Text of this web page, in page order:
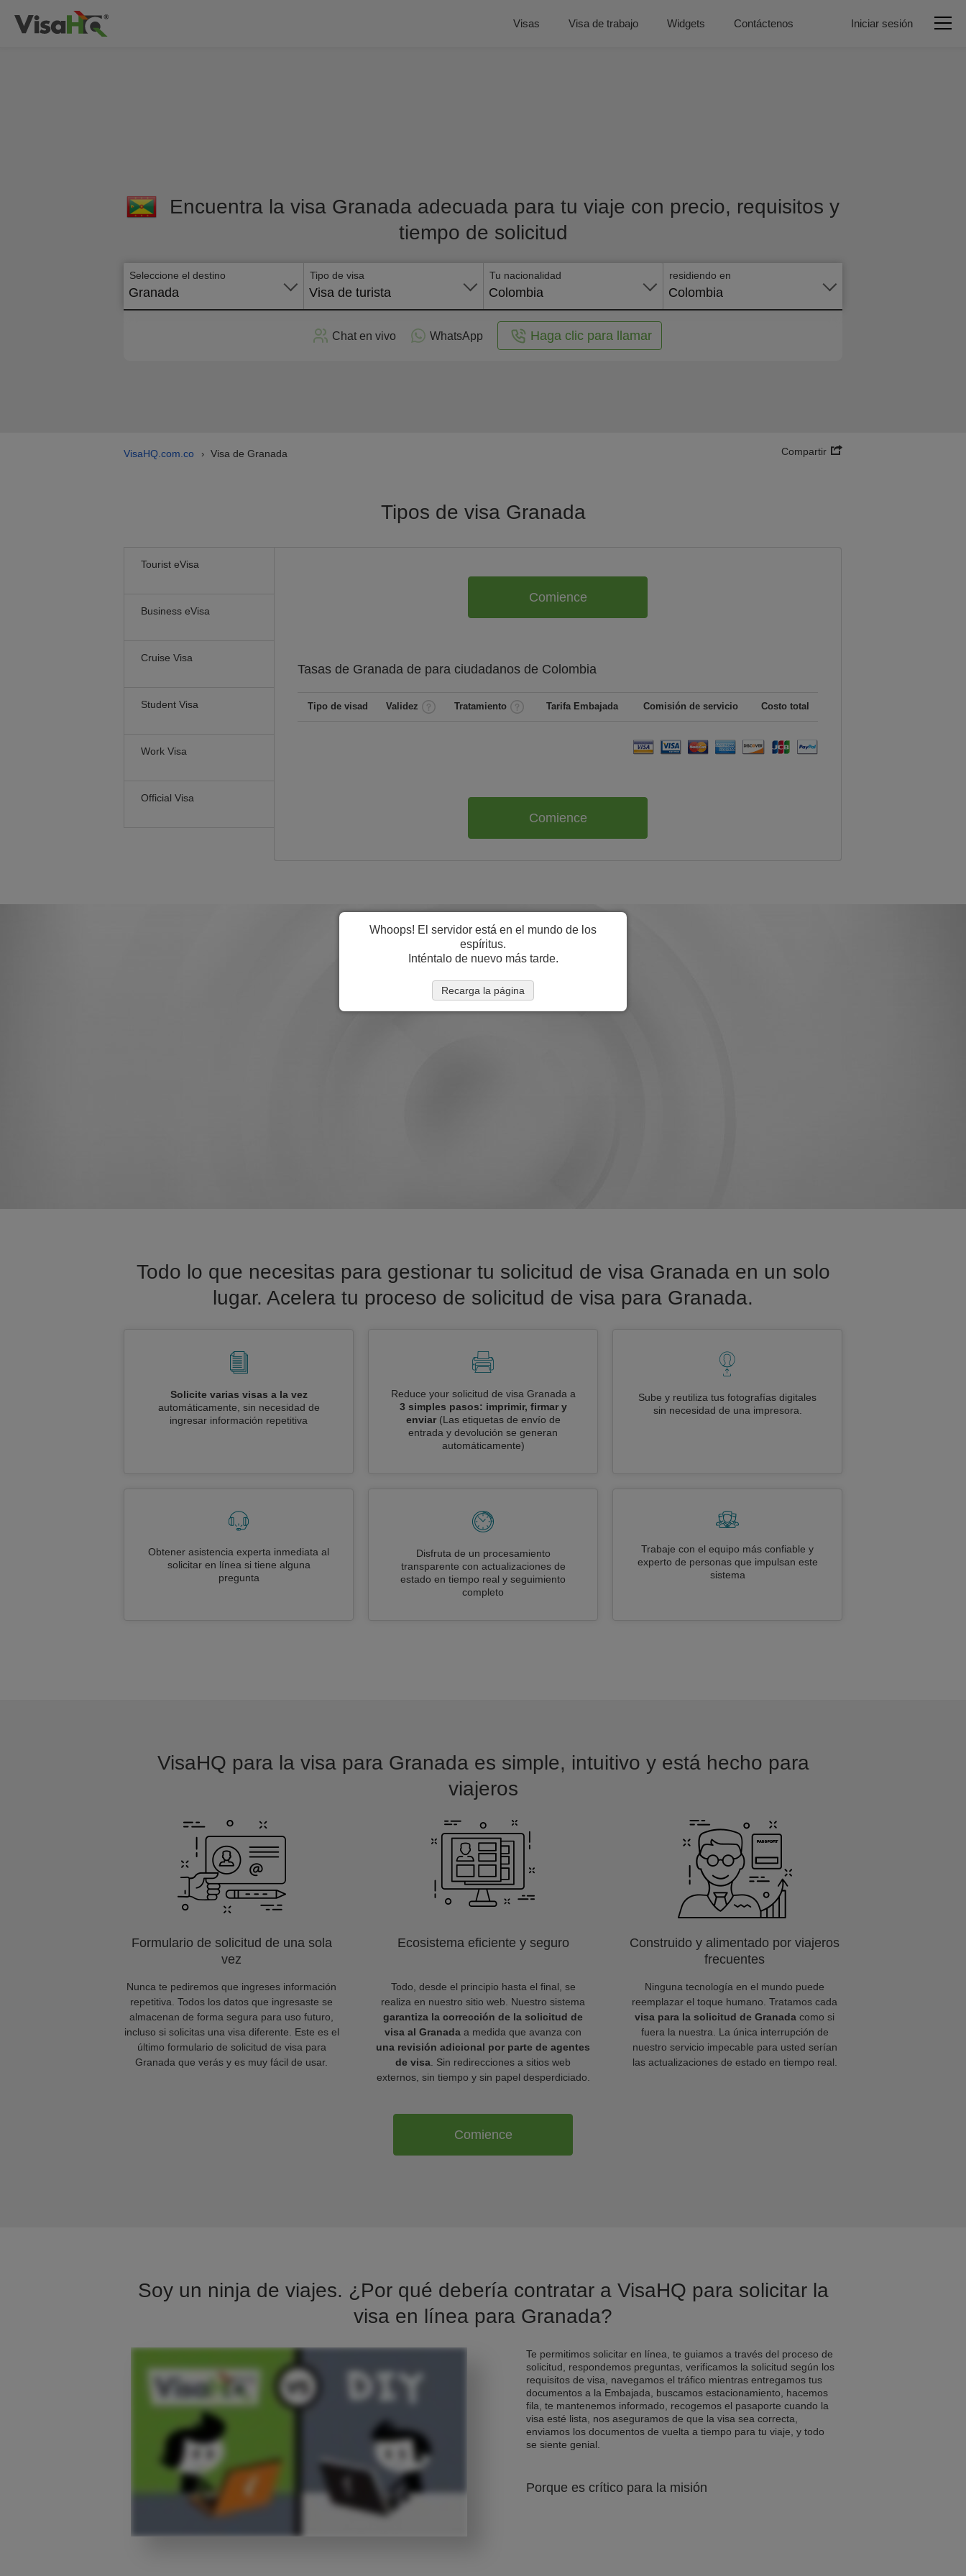
Visas Visa de trabajo Widgets Contáctenos Iniciar sesión
Encuentra la visa Granada adecuada para tu viaje con precio, requisitos y
tiempo de solicitud
Seleccione el destino
Granada
Tipo de visa
Visa de turista
Tu nacionalidad
Colombia
residiendo en
Colombia
Aplicar
Chat en vivo WhatsApp Haga clic para llamar
VisaHQ.com.co › Visa de Granada Compartir
Tipos de visa Granada
Tourist eVisa
Business eVisa
Cruise Visa
Student Visa
Work Visa
Official Visa
Comience
Tasas de Granada de para ciudadanos de Colombia
Tipo de visad Validez Tratamiento Tarifa Embajada Comisión de servicio Costo total
Comience
Todo lo que necesitas para gestionar tu solicitud de visa Granada en un solo
lugar. Acelera tu proceso de solicitud de visa para Granada.
Solicite varias visas a la vez
automáticamente, sin necesidad de
ingresar información repetitiva
Reduce your solicitud de visa Granada a
3 simples pasos: imprimir, firmar y
enviar (Las etiquetas de envío de
entrada y devolución se generan
automáticamente)
Sube y reutiliza tus fotografías digitales
sin necesidad de una impresora.
Obtener asistencia experta inmediata al
solicitar en línea si tiene alguna
pregunta
Disfruta de un procesamiento
transparente con actualizaciones de
estado en tiempo real y seguimiento
completo
Trabaje con el equipo más confiable y
experto de personas que impulsan este
sistema
VisaHQ para la visa para Granada es simple, intuitivo y está hecho para
viajeros
Formulario de solicitud de una sola
vez
Nunca te pediremos que ingreses información
repetitiva. Todos los datos que ingresaste se
almacenan de forma segura para uso futuro,
incluso si solicitas una visa diferente. Este es el
último formulario de solicitud de visa para
Granada que verás y es muy fácil de usar.
Ecosistema eficiente y seguro
Todo, desde el principio hasta el final, se
realiza en nuestro sitio web. Nuestro sistema
garantiza la corrección de la solicitud de
visa al Granada a medida que avanza con
una revisión adicional por parte de agentes
de visa . Sin redirecciones a sitios web
externos, sin tiempo y sin papel desperdiciado.
Construido y alimentado por viajeros
frecuentes
Ninguna tecnología en el mundo puede
reemplazar el toque humano. Tratamos cada
visa para la solicitud de Granada como si
fuera la nuestra. La única interrupción de
nuestro servicio impecable para usted serían
las actualizaciones de estado en tiempo real.
Comience
Soy un ninja de viajes. ¿Por qué debería contratar a VisaHQ para solicitar la
visa en línea para Granada?
Te permitimos solicitar en línea, te guiamos a través del proceso de
solicitud, respondemos preguntas, verificamos la solicitud según los
requisitos de visa, navegamos el tráfico mientras entregamos tus
documentos a la Embajada, buscamos estacionamiento, hacemos
fila, te mantenemos informado, recogemos el pasaporte cuando la
visa esté lista, nos aseguramos de que la visa sea correcta,
enviamos los documentos de vuelta a tiempo para tu viaje, y todo
se siente genial.
Porque es crítico para la misión
Whoops! El servidor está en el mundo de los
espíritus.
Inténtalo de nuevo más tarde.
Recarga la página